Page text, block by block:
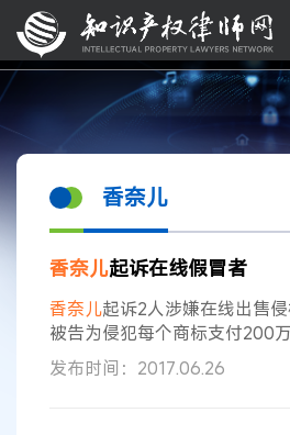
香奈儿
香奈儿起诉在线假冒者
香奈儿起诉2人涉嫌在线出售
被告为侵犯每个商标支付200
月16日，
香奈儿向美国纽约州
起诉讼，称克里斯汀．托雷斯
发布时间：2017.06.26